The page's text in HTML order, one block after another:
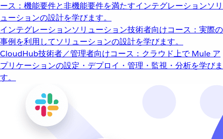
ース：機能要件と非機能要件を満たすインテグレーションソリ
ューションの設計を学びます。
インテグレーションソリューション技術者向けコース：実際の
事例を利用してソリューションの設計を学びます。
CloudHub技術者／管理者向けコース：クラウド上で Mule ア
プリケーションの設定・デプロイ・管理・監視・分析を学びま
す。